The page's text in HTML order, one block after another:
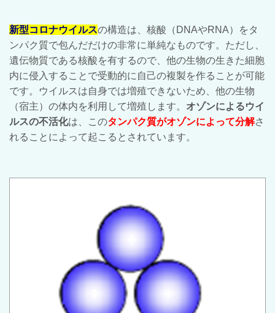
新型コロナウイルスの構造は、核酸（DNAやRNA）をタ
ンパク質で包んだだけの非常に単純なものです。ただし、
遺伝物質である核酸を有するので、他の生物の生きた細胞
内に侵入することで受動的に自己の複製を作ることが可能
です。ウイルスは自身では増殖できないため、他の生物
（宿主）の体内を利用して増殖します。 オゾンによるウイ
ルスの不活化は、このタンパク質がオゾンによって分解さ
れることによって起こるとされています。